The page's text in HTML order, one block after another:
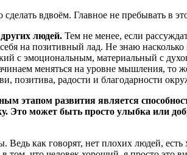
вдвоём. Главное не пребывать в
людей. Тем не менее, если
на позитивный лад. Не знаю
с эмоциональным, материальный с
меняться на уровне мышления, то
позитива, радости и благодарности
этапом развития является
Это может быть просто улыбка или
Ведь как говорят, нет плохих людей,